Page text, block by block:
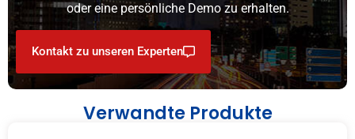
oder eine persönliche Demo zu erhalten.
Kontakt zu unseren Experten
Verwandte Produkte